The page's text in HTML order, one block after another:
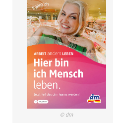
© dm